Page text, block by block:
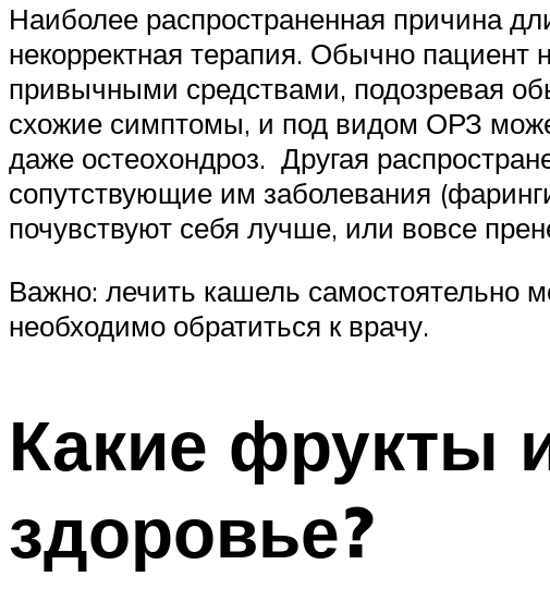
Наиболее распространенная причина
некорректная терапия. Обычно
привычными средствами, подозревая
схожие симптомы, и под видом ОРЗ
даже остеохондроз. Другая
сопутствующие им заболевания
почувствуют себя лучше, или вовсе
Важно: лечить кашель самостоятельно
необходимо обратиться к врачу.
Какие фрукты
здоровье?